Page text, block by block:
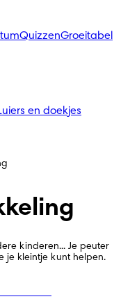
QuizzenGroeitabel
en doekjes
kinderen... Je peuter
je kleintje kunt helpen.